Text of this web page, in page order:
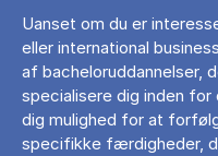
Uanset om du er
eller international
af bacheloruddannelser,
specialisere dig inden
dig mulighed for at
specifikke færdigheder,